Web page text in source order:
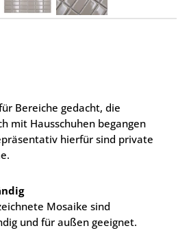
Bereiche gedacht, die
mit Hausschuhen begangen
hierfür sind private
Mosaike sind
und für außen geeignet.